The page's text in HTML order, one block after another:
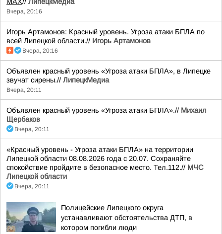
Вчера, 20:16
Игорь Артамонов: Красный уровень. Угроза атаки БПЛА по
всей Липецкой области.// Игорь Артамонов
Вчера, 20:16
Объявлен красный уровень «Угроза атаки БПЛА», в Липецке
звучат сирены.// ЛипецкМедиа
Вчера, 20:11
Объявлен красный уровень «Угроза атаки БПЛА».// Михаил
Щербаков
Вчера, 20:11
«Красный уровень - Угроза атаки БПЛА» на территории
Липецкой области 08.08.2026 года с 20.07. Сохраняйте
спокойствие пройдите в безопасное место. Тел.112.// МЧС
Липецкой области
Вчера, 20:11
Полицейские Липецкого округа
устанавливают обстоятельства ДТП, в
котором погибли люди